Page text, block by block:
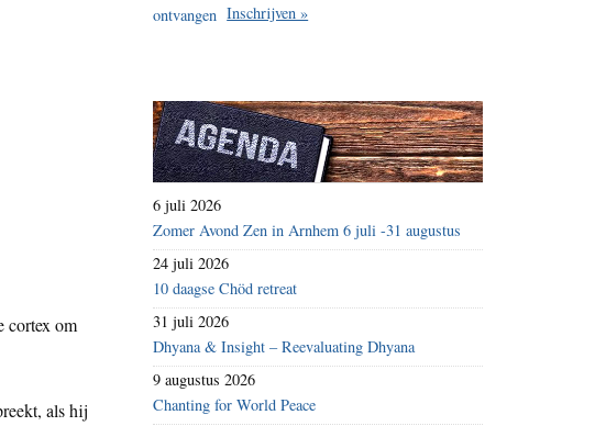
cortex om
als hij
Inschrijven »
6 juli 2026
Zomer Avond Zen in Arnhem 6 juli -31 augustus
24 juli 2026
10 daagse Chöd retreat
31 juli 2026
Dhyana & Insight – Reevaluating Dhyana
9 augustus 2026
Chanting for World Peace